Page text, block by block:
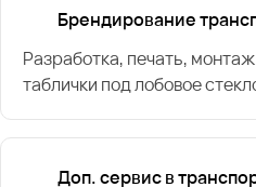
Брендирование
Разработка, печать,
таблички под лобовое
Доп. сервис в